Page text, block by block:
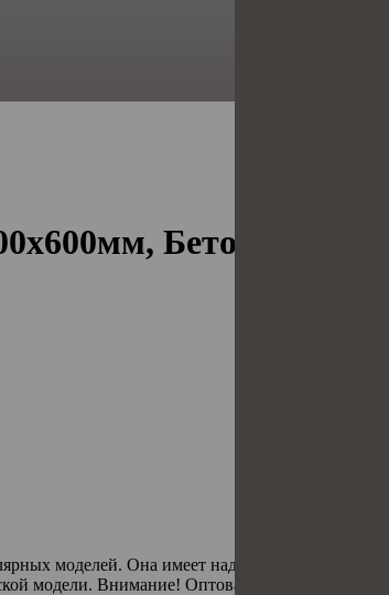
Бетон
моделей. Она имеет надежную основу,
модели. Внимание! Оптовая продажа только от